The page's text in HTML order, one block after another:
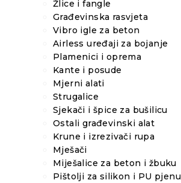
Žlice i fangle
Građevinska rasvjeta
Vibro igle za beton
Airless uređaji za bojanje
Plamenici i oprema
Kante i posude
Mjerni alati
Strugalice
Sjekači i špice za bušilicu
Ostali građevinski alat
Krune i izrezivači rupa
Mješači
Miješalice za beton i žbuku
Pištolji za silikon i PU pjenu